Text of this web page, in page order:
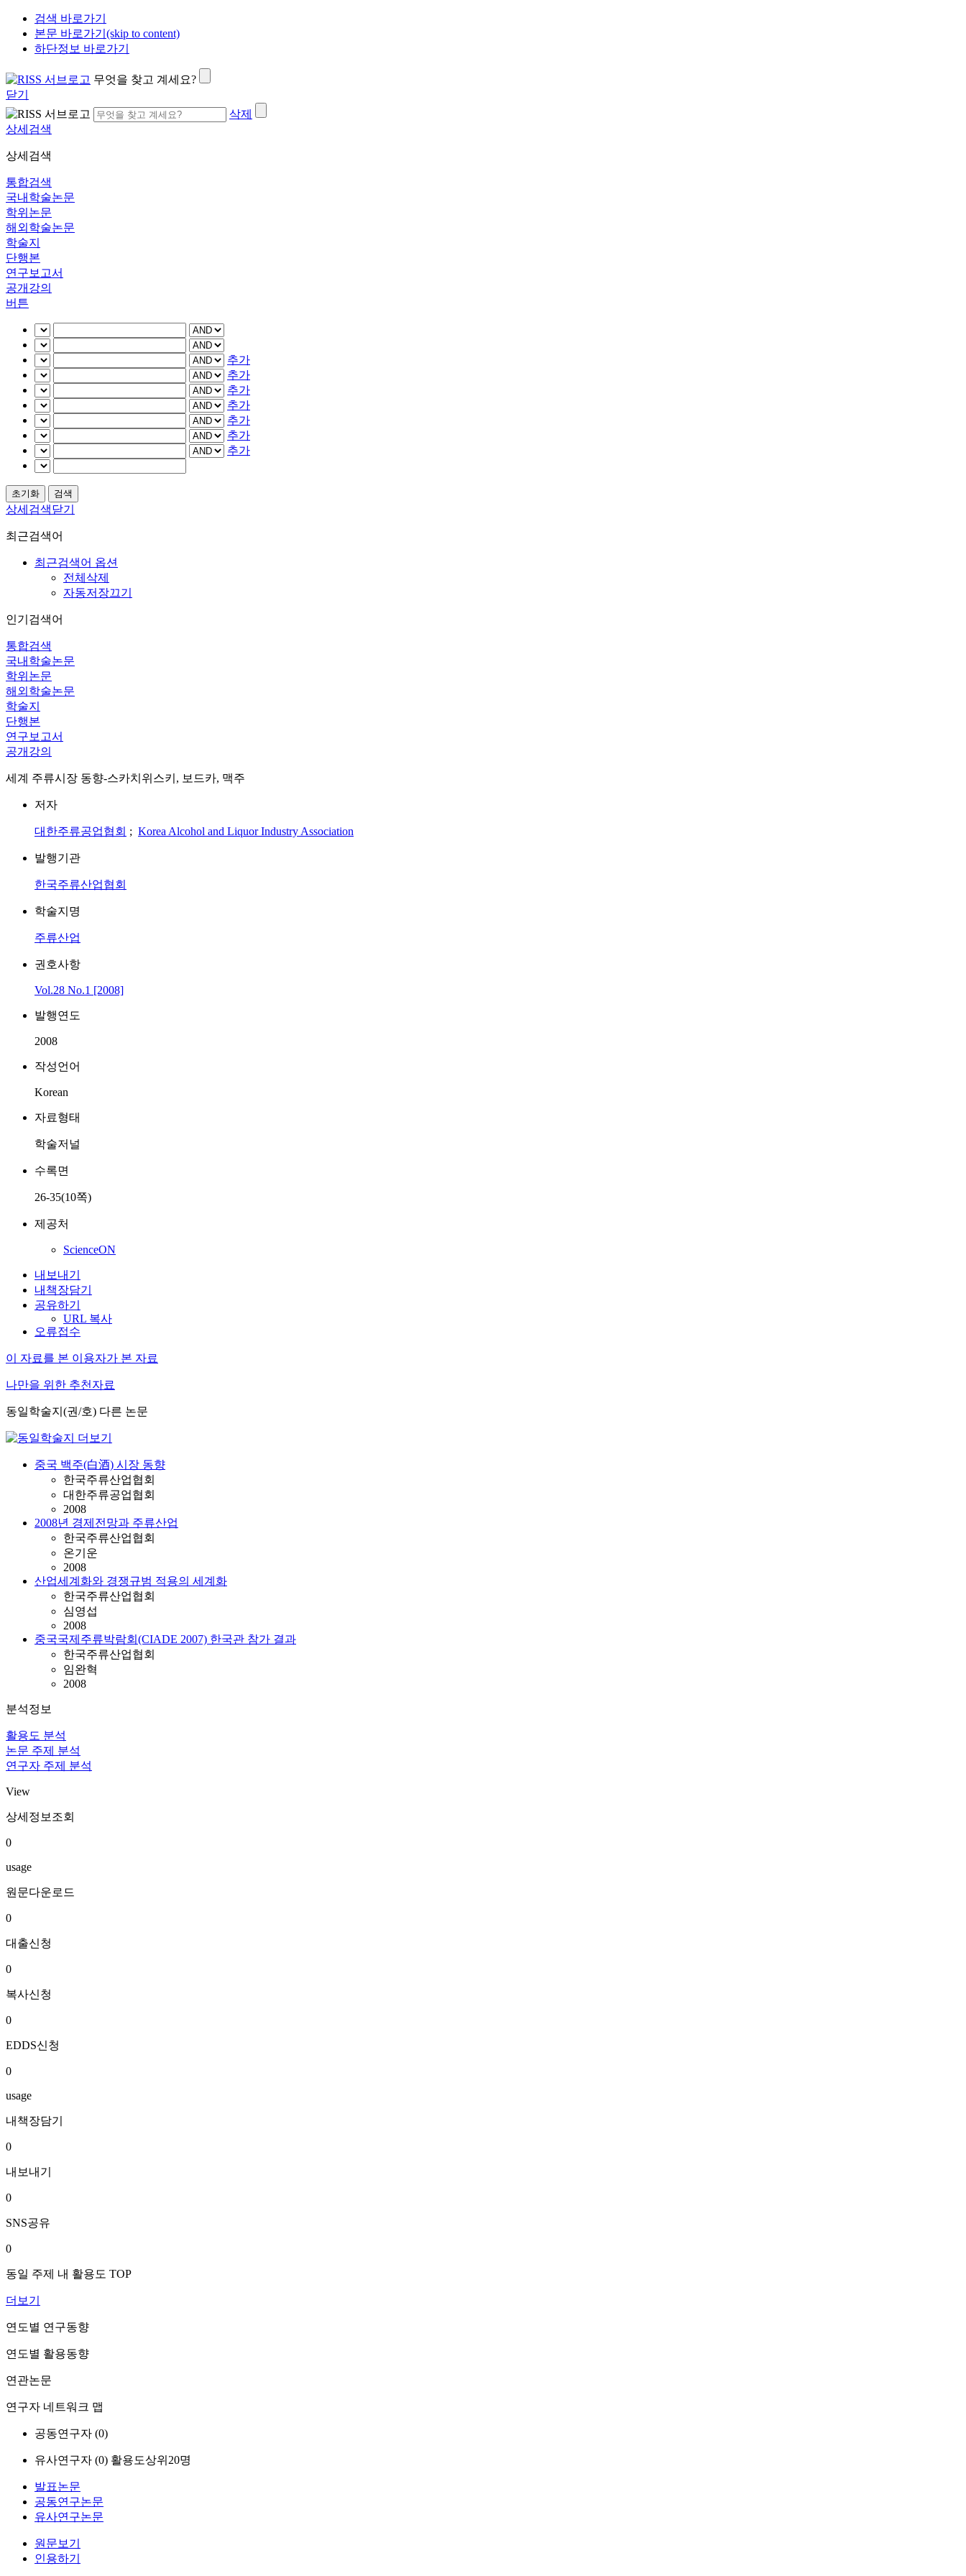
검색 바로가기
본문 바로가기(skip to content)
하단정보 바로가기
무엇을 찾고 계세요?
닫기
삭제
상세검색
상세검색
통합검색
국내학술논문
학위논문
해외학술논문
학술지
단행본
연구보고서
공개강의
버튼
추가
추가
추가
추가
추가
추가
추가
상세검색닫기
최근검색어
최근검색어 옵션
전체삭제
자동저장끄기
인기검색어
통합검색
국내학술논문
학위논문
해외학술논문
학술지
단행본
연구보고서
공개강의
세계 주류시장 동향-스카치위스키, 보드카, 맥주
저자
대한주류공업협회 ; Korea Alcohol and Liquor Industry Association
발행기관
한국주류산업협회
학술지명
주류산업
권호사항
Vol.28 No.1 [2008]
발행연도
2008
작성언어
Korean
자료형태
학술저널
수록면
26-35(10쪽)
제공처
ScienceON
내보내기
내책장담기
공유하기
URL 복사
오류접수
이 자료를 본 이용자가 본 자료
나만을 위한 추천자료
동일학술지(권/호) 다른 논문
중국 백주(白酒) 시장 동향
한국주류산업협회
대한주류공업협회
2008
2008년 경제전망과 주류산업
한국주류산업협회
온기운
2008
산업세계화와 경쟁규범 적용의 세계화
한국주류산업협회
심영섭
2008
중국국제주류박람회(CIADE 2007) 한국관 참가 결과
한국주류산업협회
임완혁
2008
분석정보
활용도 분석
논문 주제 분석
연구자 주제 분석
View
상세정보조회
0
usage
원문다운로드
0
대출신청
0
복사신청
0
EDDS신청
0
usage
내책장담기
0
내보내기
0
SNS공유
0
동일 주제 내 활용도 TOP
더보기
연도별 연구동향
연도별 활용동향
연관논문
연구자 네트워크 맵
공동연구자 (0)
유사연구자 (0) 활용도상위20명
발표논문
공동연구논문
유사연구논문
원문보기
인용하기